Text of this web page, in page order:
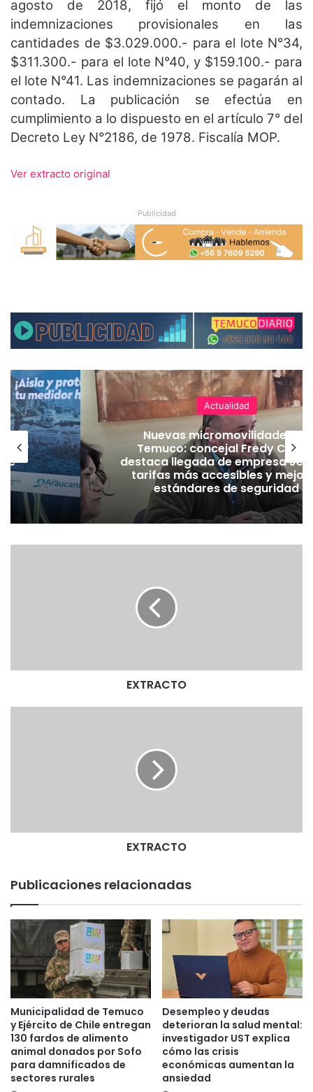
agosto de 2018, fijó el monto de las
indemnizaciones provisionales en las
cantidades de $3.029.000.- para el lote N°34,
$311.300.- para el lote N°40, y $159.100.- para
el lote N°41. Las indemnizaciones se pagarán al
contado. La publicación se efectúa en
cumplimiento a lo dispuesto en el artículo 7° del
Decreto Ley N°2186, de 1978. Fiscalía MOP.
Ver extracto original
Publicidad
por
Actualidad
Nuevas micromovilidades en
Temuco: concejal Fredy
destaca llegada de empresa Jet
tarifas más accesibles y
estándares de seguridad
EXTRACTO
EXTRACTO
Publicaciones relacionadas
Municipalidad de Temuco
y Ejército de Chile entregan
130 fardos de alimento
animal donados por Sofo
para damnificados de
sectores rurales
Desempleo y deudas
deterioran la salud mental:
investigador UST explica
cómo las crisis
económicas aumentan la
ansiedad